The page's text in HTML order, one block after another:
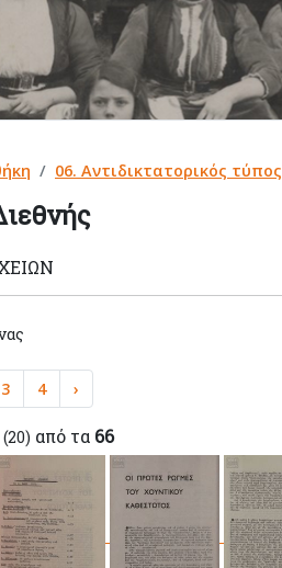
06. Αντιδικτατορικός τύπος
3 4 ›
(20) από τα 66